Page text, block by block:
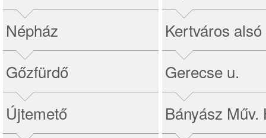
Népház
Gőzfürdő
Újtemető
Kertváros alsó
Gerecse u.
Bányász Műv.